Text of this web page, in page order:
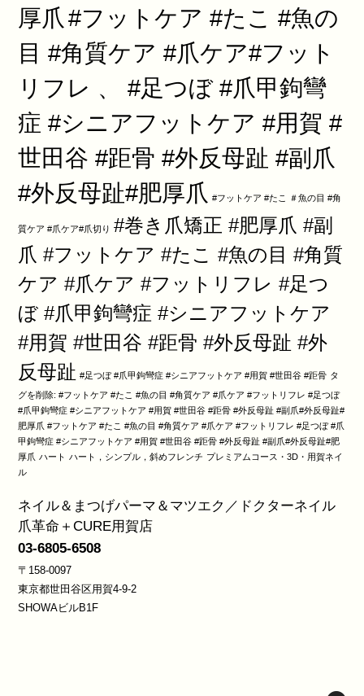
厚爪 #フットケア #たこ #魚の
目 #角質ケア #爪ケア#フット
リフレ 、 #足つぼ #爪甲鉤彎
症 #シニアフットケア #用賀 #
世田谷 #距骨 #外反母趾 #副爪
#外反母趾#肥厚爪 #フットケア #たこ ＃魚の目 #角
質ケア #爪ケア#爪切り #巻き爪矯正 #肥厚爪 #副
爪 #フットケア #たこ #魚の目 #角質
ケア #爪ケア #フットリフレ #足つ
ぼ #爪甲鉤彎症 #シニアフットケア
#用賀 #世田谷 #距骨 #外反母趾 #外
反母趾 #足つぼ #爪甲鉤彎症 #シニアフットケア #用賀 #世田谷 #距骨 タ
グを削除: #フットケア #たこ #魚の目 #角質ケア #爪ケア #フットリフレ #足つぼ
#爪甲鉤彎症 #シニアフットケア #用賀 #世田谷 #距骨 #外反母趾 #副爪#外反母趾#
肥厚爪 #フットケア #たこ #魚の目 #角質ケア #爪ケア #フットリフレ #足つぼ #爪
甲鉤彎症 #シニアフットケア #用賀 #世田谷 #距骨 #外反母趾 #副爪#外反母趾#肥
厚爪 ハート ハート，シンプル，斜めフレンチ プレミアムコース・3D・用賀ネイ
ル
ネイル＆まつげパーマ＆マツエク／ドクターネイル
爪革命＋CURE用賀店
03-6805-6508
〒158-0097
東京都世田谷区用賀4-9-2
SHOWAビルB1F